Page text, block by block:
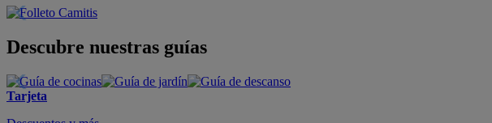
Descubre nuestras guías
Tarjeta